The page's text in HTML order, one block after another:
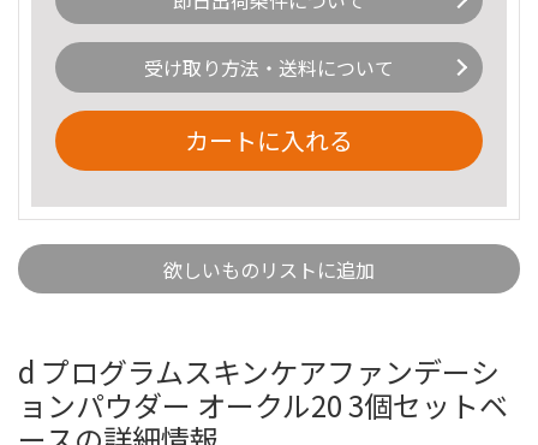
受け取り方法・送料について
カートに入れる
欲しいものリストに追加
d プログラムスキンケアファンデーシ
ョンパウダー オークル20 3個セットベ